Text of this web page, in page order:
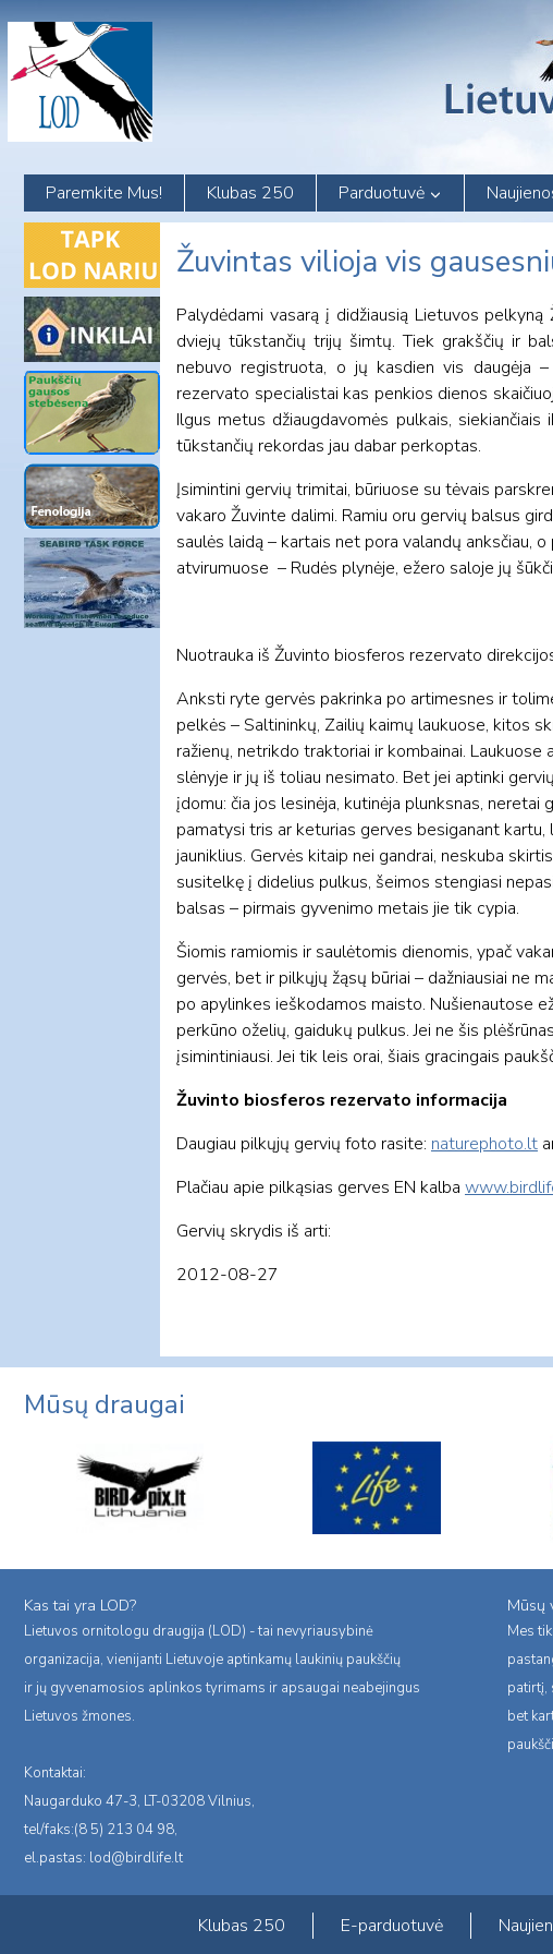
content
Paremkite Mus! Klubas 250 Parduotuvė
Žuvintas vilioja vis
Palydėdami vasarą į didžiausią Lietuvos
dviejų tūkstančių trijų šimtų. Tiek grakščių ir
nebuvo registruota, o jų kasdien vis daugėja
rezervato specialistai kas penkios dienos
Ilgus metus džiaugdavomės pulkais,
tūkstančių rekordas jau dabar perkoptas.
Įsimintini gervių trimitai, būriuose su tėvais
vakaro Žuvinte dalimi. Ramiu oru gervių balsus
saulės laidą – kartais net pora valandų anksčiau,
atvirumuose – Rudės plynėje, ežero saloje jų
Nuotrauka iš Žuvinto biosferos rezervato
Anksti ryte gervės pakrinka po artimesnes ir
pelkės – Saltininkų, Zailių kaimų laukuose, kitos
ražienų, netrikdo traktoriai ir kombainai.
slėnyje ir jų iš toliau nesimato. Bet jei aptinki
įdomu: čia jos lesinėja, kutinėja plunksnas,
pamatysi tris ar keturias gerves besiganant
jauniklius. Gervės kitaip nei gandrai, neskuba
susitelkę į didelius pulkus, šeimos stengiasi
balsas – pirmais gyvenimo metais jie tik cypia.
Šiomis ramiomis ir saulėtomis dienomis, ypač
gervės, bet ir pilkųjų žąsų būriai – dažniausiai ne
po apylinkes ieškodamos maisto. Nušienautose
perkūno oželių, gaidukų pulkus. Jei ne šis
įsimintiniausi. Jei tik leis orai, šiais gracingais
Žuvinto biosferos rezervato informacija
Daugiau pilkųjų gervių foto rasite: naturephoto.lt
Plačiau apie pilkąsias gerves EN kalba
Gervių skrydis iš arti:
2012-08-27
Mūsų draugai
Kas tai yra LOD?
Lietuvos ornitologu draugija (LOD) - tai nevyriausybinė
organizacija, vienijanti Lietuvoje aptinkamų laukinių paukščių
ir jų gyvenamosios aplinkos tyrimams ir apsaugai neabejingus
Lietuvos žmones.
Kontaktai:
Naugarduko 47-3, LT-03208 Vilnius,
tel/faks:(8 5) 213 04 98,
el.pastas: lod@birdlife.lt
Mūsų
Mes
patirtį,
bet
Klubas 250 E-parduotuvė